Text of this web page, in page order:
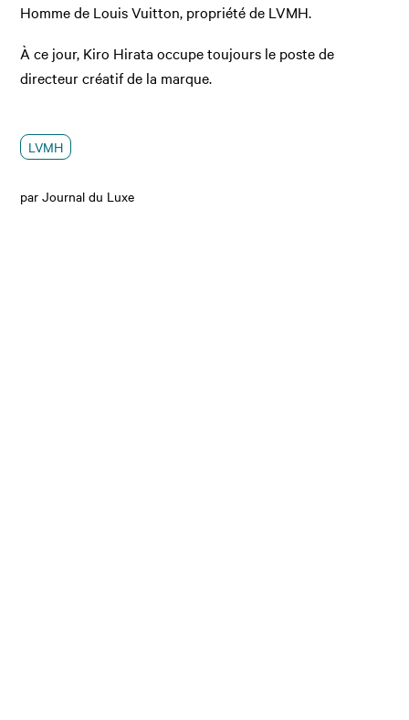
Homme de Louis Vuitton, propriété de LVMH.
À ce jour, Kiro Hirata occupe toujours le poste de
directeur créatif de la marque.
LVMH
par Journal du Luxe